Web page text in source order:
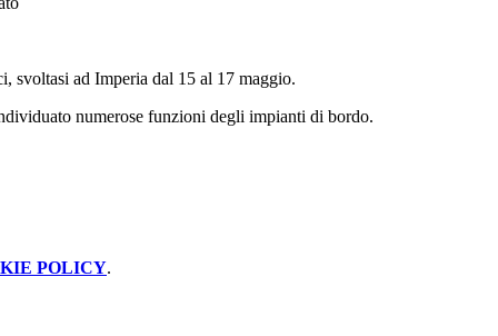
svoltasi ad Imperia dal 15 al 17 maggio.
numerose funzioni degli impianti di bordo.
POLICY.